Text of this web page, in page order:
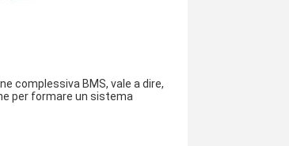
complessiva BMS, vale a dire,
per formare un sistema